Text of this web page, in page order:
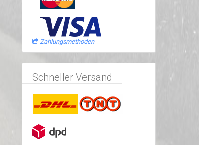
Zahlungsmethoden
Schneller Versand